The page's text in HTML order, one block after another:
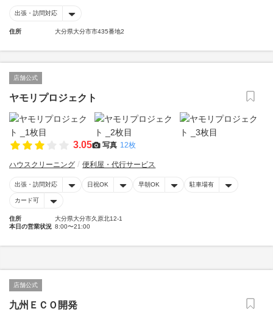
出張・訪問対応
住所 大分県大分市市435番地2
店舗公式
ヤモリプロジェクト
3.05 写真 12枚
ハウスクリーニング 便利屋・代行サービス
出張・訪問対応 日祝OK 早朝OK 駐車場有
カード可
住所
大分県大分市久原北12-1
本日の営業状況 8:00〜21:00
店舗公式
九州ＥＣＯ開発